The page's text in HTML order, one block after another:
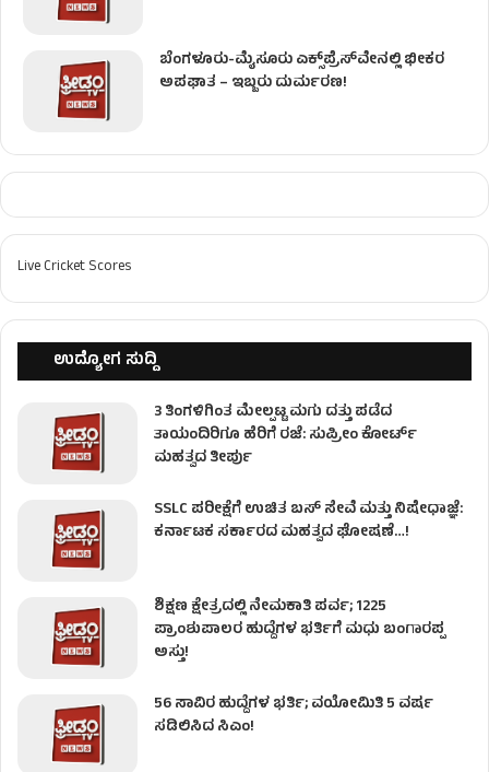
ಬೆಂಗಳೂರು-ಮೈಸೂರು ಎಕ್ಸ್‌ಪ್ರೆಸ್‌ವೇನಲ್ಲಿ ಭೀಕರ
ಅಪಘಾತ – ಇಬ್ಬರು ದುರ್ಮರಣ!
Live Cricket Scores
ಉದ್ಯೋಗ ಸುದ್ದಿ
3 ತಿಂಗಳಿಗಿಂತ ಮೇಲ್ಪಟ್ಟ ಮಗು ದತ್ತು ಪಡೆದ
ತಾಯಂದಿರಿಗೂ ಹೆರಿಗೆ ರಜೆ: ಸುಪ್ರೀಂ ಕೋರ್ಟ್
ಮಹತ್ವದ ತೀರ್ಪು
SSLC ಪರೀಕ್ಷೆಗೆ ಉಚಿತ ಬಸ್ ಸೇವೆ ಮತ್ತು ನಿಷೇಧಾಜ್ಞೆ:
ಕರ್ನಾಟಕ ಸರ್ಕಾರದ ಮಹತ್ವದ ಘೋಷಣೆ…!
ಶಿಕ್ಷಣ ಕ್ಷೇತ್ರದಲ್ಲಿ ನೇಮಕಾತಿ ಪರ್ವ; 1225
ಪ್ರಾಂಶುಪಾಲರ ಹುದ್ದೆಗಳ ಭರ್ತಿಗೆ ಮಧು ಬಂಗಾರಪ್ಪ
ಅಸ್ತು!
56 ಸಾವಿರ ಹುದ್ದೆಗಳ ಭರ್ತಿ; ವಯೋಮಿತಿ 5 ವರ್ಷ
ಸಡಿಲಿಸಿದ ಸಿಎಂ!